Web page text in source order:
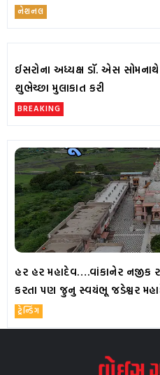
નેશનલ
ઈસરોના અધ્યક્ષ ડૉ. એસ
શુભેચ્છા મુલાકાત કરી
BREAKING
હર હર મહાદેવ….વાંકાનેર
કરતા પણ જુનુ સ્વયંભૂ જડેશ્વર
ટ્રેન્ડિંગ